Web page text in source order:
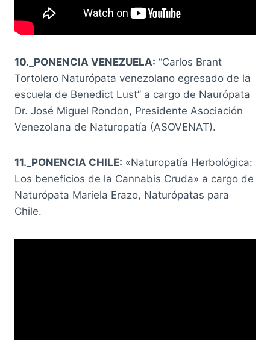
10._PONENCIA VENEZUELA: “Carlos Brant
Tortolero Naturópata venezolano egresado de la
escuela de Benedict Lust” a cargo de Naurópata
Dr. José Miguel Rondon, Presidente Asociación
Venezolana de Naturopatía (ASOVENAT).
11._PONENCIA CHILE: «Naturopatía Herbológica:
Los beneficios de la Cannabis Cruda» a cargo de
Naturópata Mariela Erazo, Naturópatas para
Chile.